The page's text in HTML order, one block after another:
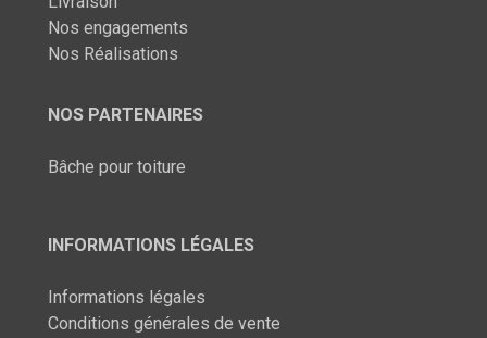
Nos engagements
Nos Réalisations
NOS PARTENAIRES
Bâche pour toiture
INFORMATIONS LÉGALES
Informations légales
Conditions générales de vente